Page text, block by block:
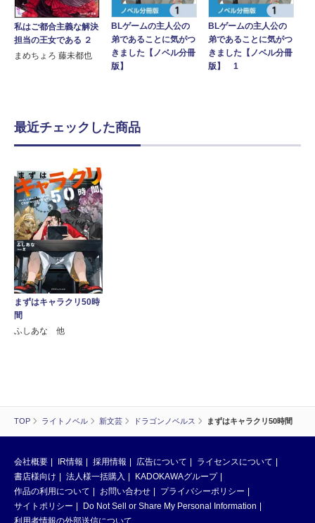
TOP ライトノベル 新文芸 ドラゴンノベルス まずはキャラクリ50時間
私はご都合主義な解決
担当の王女である ２
まめちょろ 藤未都也
BLゲームの主人公の
弟であることに気がつ
きました【ノベル分冊
版】
BLゲームの主人公の
弟であることに気がつ
きました【ノベル分冊
版】 1
最近チェックした商品
まずはキャラクリ50時
間
ふしあな 他
会社概要 IR情報 採用情報 広告について
ライセンスについて
書店様向け
法人様一括購入
KADOKAWAグループ
作品の利用について
お問い合わせ
プライバシーポリシー
サイトポリシー
Do Not Sell or Share My Personal Information
利用者情報の外部送信について